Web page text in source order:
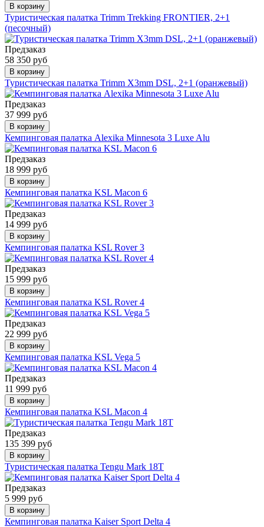
В корзину
Туристическая палатка Trimm Trekking FRONTIER, 2+1
(песочный)
Предзаказ
58 350 руб
В корзину
Туристическая палатка Trimm X3mm DSL, 2+1 (оранжевый)
Предзаказ
37 999 руб
В корзину
Кемпинговая палатка Alexika Minnesota 3 Luxe Alu
Предзаказ
18 999 руб
В корзину
Кемпинговая палатка KSL Macon 6
Предзаказ
14 999 руб
В корзину
Кемпинговая палатка KSL Rover 3
Предзаказ
15 999 руб
В корзину
Кемпинговая палатка KSL Rover 4
Предзаказ
22 999 руб
В корзину
Кемпинговая палатка KSL Vega 5
Предзаказ
11 999 руб
В корзину
Кемпинговая палатка KSL Macon 4
Предзаказ
135 399 руб
В корзину
Туристическая палатка Tengu Mark 18T
Предзаказ
5 999 руб
В корзину
Кемпинговая палатка Kaiser Sport Delta 4